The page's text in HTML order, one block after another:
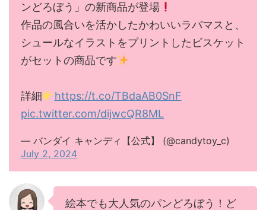
ンどろぼう」の新商品が登場
作品の風合いを活かしたかわいいラバマスと、
シュールなイラストをプリントしたビスケット
がセットの商品です
詳細
https://t.co/TBdaAB0SnF
pic.twitter.com/dijwcQR8ML
— バンダイ キャンディ【公式】 (@candytoy_c)
July 2, 2024
絵本でも大人気のパンどろぼう！ど